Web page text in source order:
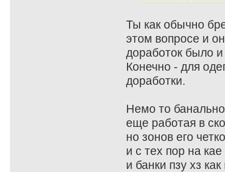
Ты как обычно
этом вопросе и
доработок было
Конечно - для
доработки.
Немо то
еще работая в
но зонов его
и с тех пор на
и банки пзу хз